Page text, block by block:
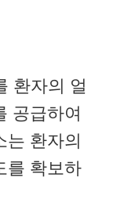
환자의 얼
공급하여
는 환자의
를 확보하